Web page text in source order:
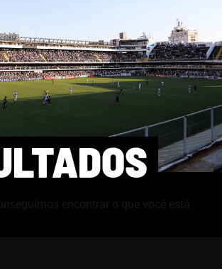
encontrar o que você está